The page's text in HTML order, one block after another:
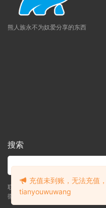
熊人族永不为奴爱分享的东西
搜索
联系客服 (添加后告诉客服-来自熊人
微信客服（tianyouwuwang）
充值未到账，无法充值
tianyouwuwang